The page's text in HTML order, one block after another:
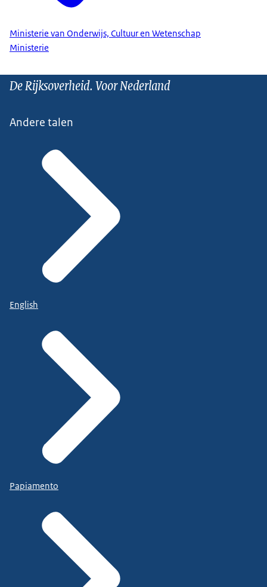
Ministerie van Onderwijs, Cultuur en Wetenschap
Ministerie
De Rijksoverheid. Voor Nederland
Andere talen
English
Papiamento